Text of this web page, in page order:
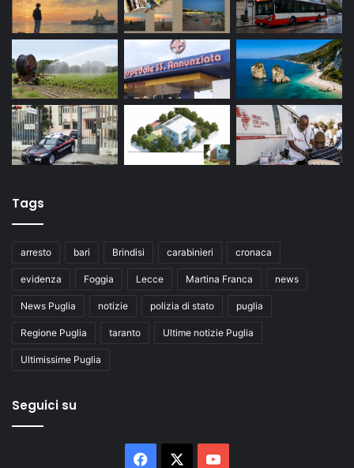
Tags
arresto bari Brindisi carabinieri cronaca
evidenza Foggia Lecce Martina Franca news
News Puglia notizie polizia di stato puglia
Regione Puglia taranto Ultime notizie Puglia
Ultimissime Puglia
Seguici su
Facebook